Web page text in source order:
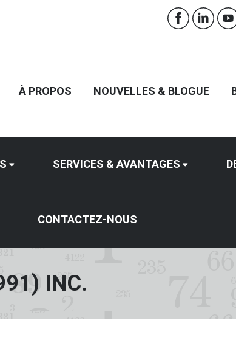
À PROPOS NOUVELLES & BLOGUE
SERVICES & AVANTAGES
CONTACTEZ-NOUS
INC.